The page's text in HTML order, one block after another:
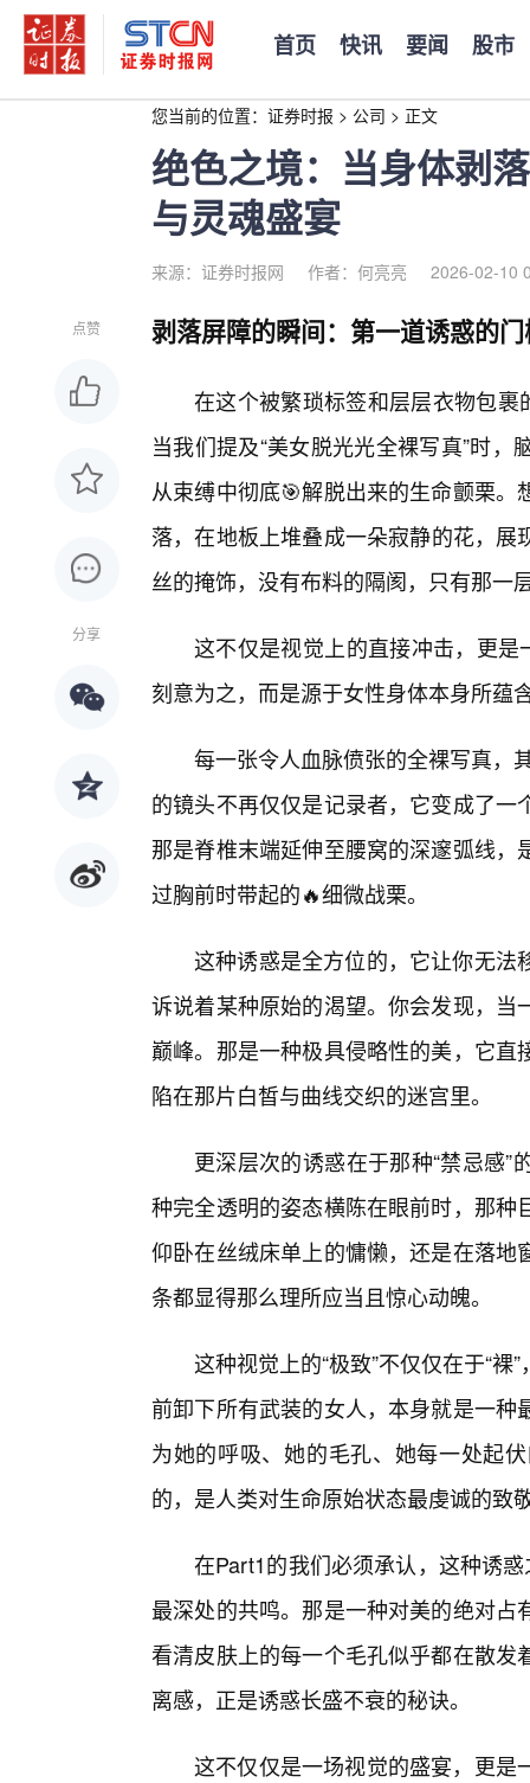
首页 快讯 要闻 股市
您当前的位置： 证券时报 > 公司 > 正文
绝色之境：当身体剥
与灵魂盛宴
来源：证券时报网 作者：何亮亮 2026-02-10
点赞
分享
剥落屏障的瞬间：第一道诱惑的
在这个被繁琐标签和层层衣物包裹
当我们提及“美女脱光光全裸写真”时
从束缚中彻底🎯解脱出来的生命颤栗
落，在地板上堆叠成一朵寂静的花，
丝的掩饰，没有布料的隔阂，只有那一
这不仅是视觉上的直接冲击，更是
刻意为之，而是源于女性身体本身所蕴
每一张令人血脉偾张的全裸写真，
的镜头不再仅仅是记录者，它变成了
那是脊椎末端延伸至腰窝的深邃弧线
过胸前时带起的🔥细微战栗。
这种诱惑是全方位的，它让你无法
诉说着某种原始的渴望。你会发现，
巅峰。那是一种极具侵略性的美，它
陷在那片白皙与曲线交织的迷宫里。
更深层次的诱惑在于那种“禁忌感
种完全透明的姿态横陈在眼前时，那
仰卧在丝绒床单上的慵懒，还是在落
条都显得那么理所应当且惊心动魄。
这种视觉上的“极致”不仅仅在于“
前卸下所有武装的女人，本身就是一
为她的呼吸、她的毛孔、她每一处起
的，是人类对生命原始状态最虔诚的致
在Part1的我们必须承认，这种诱
最深处的共鸣。那是一种对美的绝对
看清皮肤上的每一个毛孔似乎都在散
离感，正是诱惑长盛不衰的秘诀。
这不仅仅是一场视觉的盛宴，更是